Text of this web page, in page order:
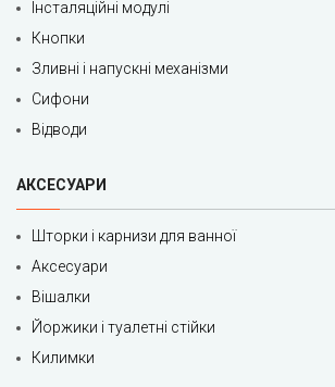
Інсталяційні модулі
Кнопки
Зливні і напускні механізми
Сифони
Відводи
АКСЕСУАРИ
Шторки і карнизи для ванної
Аксесуари
Вішалки
Йоржики і туалетні стійки
Килимки